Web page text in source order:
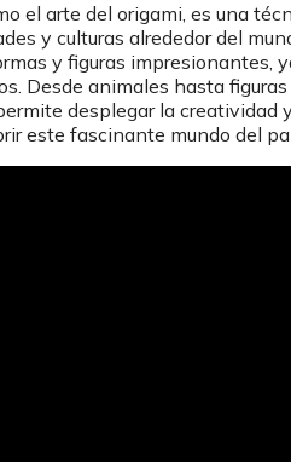
el arte del origami, es una
y culturas alrededor del
y figuras impresionantes,
Desde animales hasta
desplegar la creatividad
este fascinante mundo del